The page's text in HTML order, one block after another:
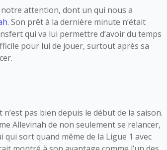
attention, dont un qui nous a
. Son prêt à la dernière minute n’était
qui va lui permettre d’avoir du temps
pour lui de jouer, surtout après sa
n’est pas bien depuis le début de la saison.
Allevinah de non seulement se relancer,
sort quand même de la Ligue 1 avec